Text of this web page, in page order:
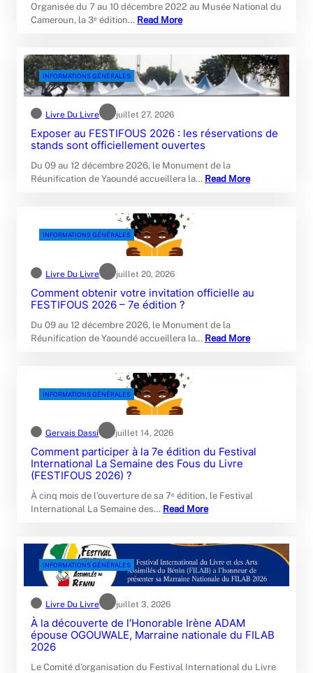
Organisée du 7 au 10 décembre 2022 au Musée National du
Cameroun, la 3ᵉ édition… Read More
INFORMATIONS GÉNÉRALES
Livre Du Livre juillet 27, 2026
Exposer au FESTIFOUS 2026 : les réservations de
stands sont officiellement ouvertes
Du 09 au 12 décembre 2026, le Monument de la
Réunification de Yaoundé accueillera la… Read More
INFORMATIONS GÉNÉRALES
Livre Du Livre juillet 20, 2026
Comment obtenir votre invitation officielle au
FESTIFOUS 2026 – 7e édition ?
Du 09 au 12 décembre 2026, le Monument de la
Réunification de Yaoundé accueillera la… Read More
INFORMATIONS GÉNÉRALES
Gervais Dassi juillet 14, 2026
Comment participer à la 7e édition du Festival
International La Semaine des Fous du Livre
(FESTIFOUS 2026) ?
À cinq mois de l’ouverture de sa 7ᵉ édition, le Festival
International La Semaine des… Read More
INFORMATIONS GÉNÉRALES
Livre Du Livre juillet 3, 2026
À la découverte de l’Honorable Irène ADAM
épouse OGOUWALE, Marraine nationale du FILAB
2026
Le Comité d’organisation du Festival International du Livre